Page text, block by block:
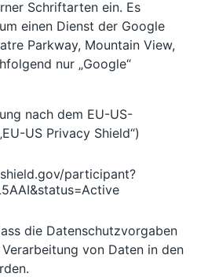
Schriftarten ein. Es
einen Dienst der Google
Parkway, Mountain View,
nur „Google“
nach dem EU-US-
US Privacy Shield“)
participant?
die Datenschutzvorgaben
von Daten in den